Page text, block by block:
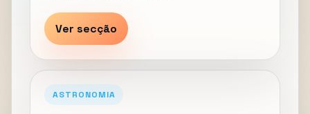
Ver secção
ASTRONOMIA